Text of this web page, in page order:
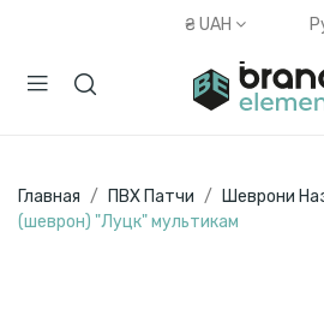
₴ UAH
Главная ПВХ Патчи Шеврони
(шеврон) "Луцк" мультикам